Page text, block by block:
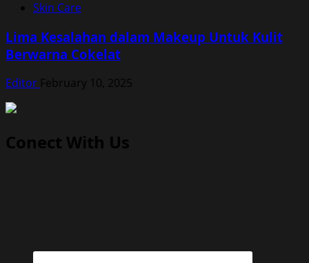
Skin Care
Lima Kesalahan dalam Makeup Untuk Kulit
Berwarna Cokelat
Editor February 10, 2025
Conect With Us